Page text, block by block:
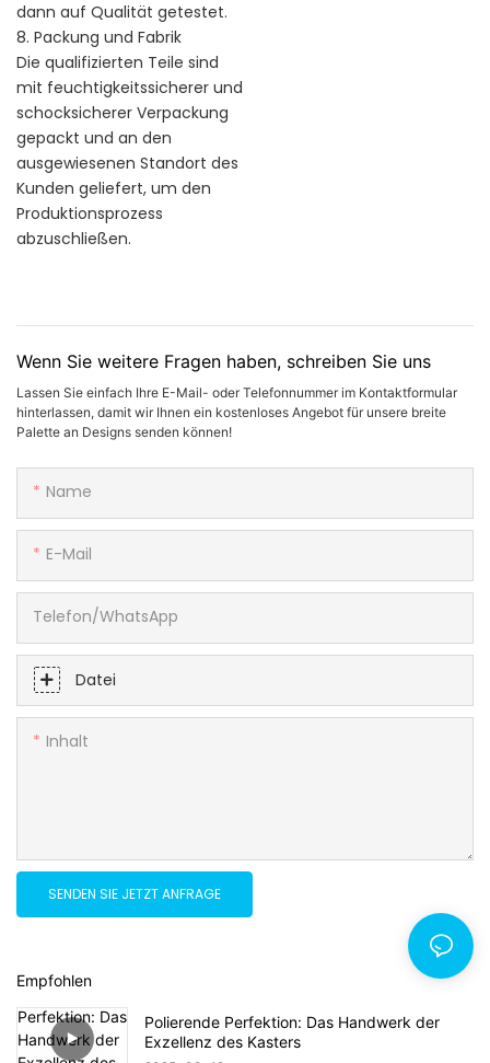
dann auf Qualität getestet.
8. Packung und Fabrik
Die qualifizierten Teile sind
mit feuchtigkeitssicherer und
schocksicherer Verpackung
gepackt und an den
ausgewiesenen Standort des
Kunden geliefert, um den
Produktionsprozess
abzuschließen.
Wenn Sie weitere Fragen haben, schreiben Sie uns
Lassen Sie einfach Ihre E-Mail- oder Telefonnummer im Kontaktformular
hinterlassen, damit wir Ihnen ein kostenloses Angebot für unsere breite
Palette an Designs senden können!
Name
E-Mail
Telefon/WhatsApp
Datei
Inhalt
SENDEN SIE JETZT ANFRAGE
Empfohlen
Polierende Perfektion: Das Handwerk der
Exzellenz des Kasters